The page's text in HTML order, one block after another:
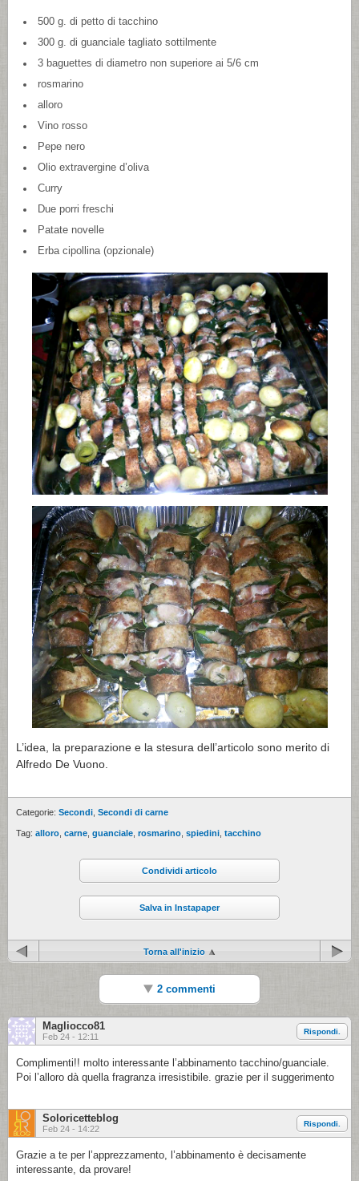
500 g. di petto di tacchino
300 g. di guanciale tagliato sottilmente
3 baguettes di diametro non superiore ai 5/6 cm
rosmarino
alloro
Vino rosso
Pepe nero
Olio extravergine d’oliva
Curry
Due porri freschi
Patate novelle
Erba cipollina (opzionale)
L’idea, la preparazione e la stesura dell’articolo sono merito di
Alfredo De Vuono.
Categorie: Secondi Secondi di carne
Tag: alloro carne guanciale rosmarino spiedini tacchino
Condividi articolo
Salva in Instapaper
Torna all'inizio
2 commenti
Magliocco81
Feb 24 - 12:11
Rispondi.
Complimenti!! molto interessante l’abbinamento tacchino/guanciale.
Poi l’alloro dà quella fragranza irresistibile. grazie per il suggerimento
Soloricetteblog
Feb 24 - 14:22
Rispondi.
Grazie a te per l’apprezzamento, l’abbinamento è decisamente
interessante, da provare!